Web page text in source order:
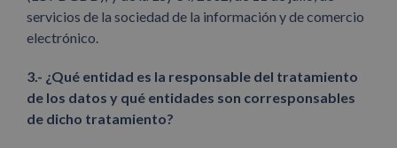
servicios de la sociedad de la información y de comercio
electrónico.
3.- ¿Qué entidad es la responsable del tratamiento
de los datos y qué entidades son corresponsables
de dicho tratamiento?